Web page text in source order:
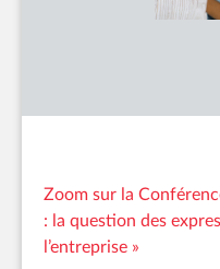
Zoom sur la
: la question des
l’entreprise »